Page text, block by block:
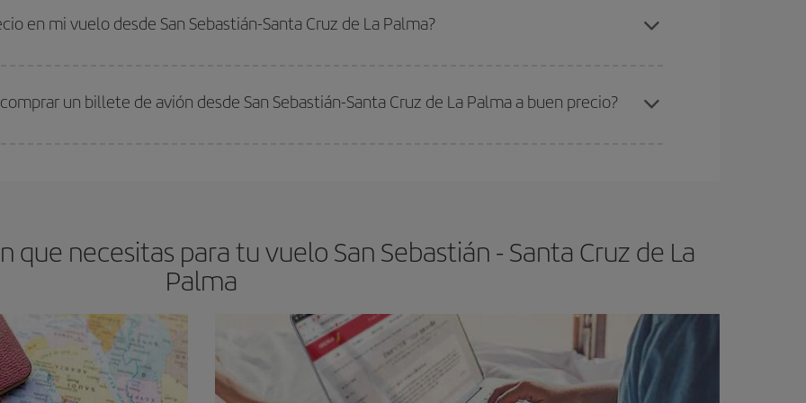
con antelación es
fundamental para conseguir vuelos baratos a San Sebastián-Santa Cruz de La Palma-dest
en mi vuelo desde San Sebastián-Santa Cruz de La Palma?
un billete de avión desde San Sebastián-Santa Cruz de La Palma a buen precio?
necesitas para tu vuelo San Sebastián - Santa Cruz de La
Palma